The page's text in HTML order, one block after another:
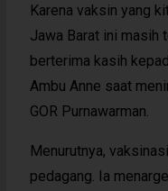
Karena vaksin yang
Jawa Barat ini masih
berterima kasih
Ambu Anne saat
GOR Purnawarman.
Menurutnya,
pedagang. Ia